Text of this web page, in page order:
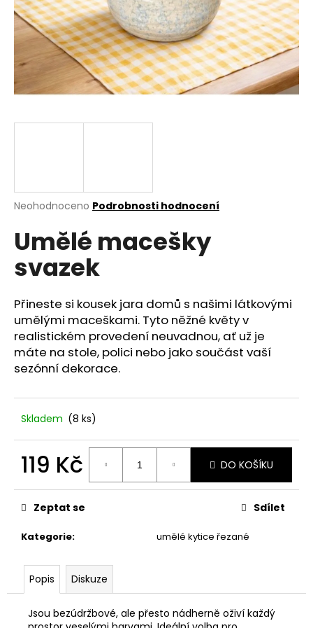
Průměrné
produktu
je
z
hvězdiček.
Neohodnoceno Podrobnosti hodnocení
Umělé macešky
svazek
Přineste si kousek jara domů s našimi látkovými
umělými maceškami. Tyto něžné květy v
realistickém provedení neuvadnou, ať už je
máte na stole, polici nebo jako součást vaší
sezónní dekorace.
Skladem (8 ks)
119 Kč DO KOŠÍKU
Kategorie: umělé kytice řezané
Zeptat se Sdílet
Popis Diskuze
Jsou bezúdržbové, ale přesto nádherně oživí každý
a
j
t
?
o
p
o
u
č
u
j
e
m
e
DEKORACE
SE
SLUNEČNICEMI.
115
Kč